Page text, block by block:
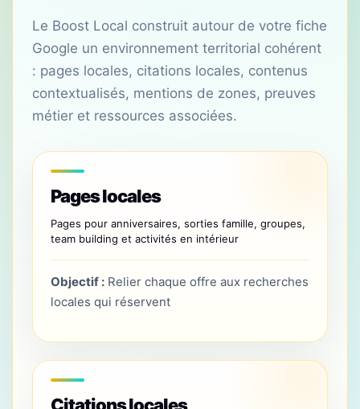
Le Boost Local construit autour de votre fiche
Google un environnement territorial cohérent
: pages locales, citations locales, contenus
contextualisés, mentions de zones, preuves
métier et ressources associées.
Pages locales
Pages pour anniversaires, sorties famille, groupes,
team building et activités en intérieur
Objectif : Relier chaque offre aux recherches
locales qui réservent